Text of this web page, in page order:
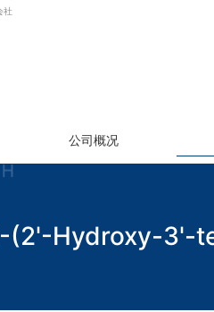
(2'-Hydroxy-3'-
社
公司概况